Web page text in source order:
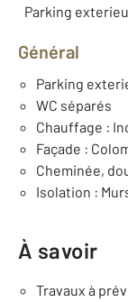
Parking
Général
Parking
WC séparés
Chauffage :
Façade :
Cheminée,
Isolation :
À savoir
Travaux à